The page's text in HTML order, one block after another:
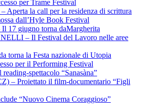
per Trame Festival
Aperta la call per la residenza di scrittura
dall’Hyle Book Festival
17 giugno torna daMargherita
– Il Festival del Lavoro nelle aree
torna la Festa nazionale di Utopia
per il Performing Festival
spettacolo “Sanasàna”
– Proiettato il film-documentario “Figli
“Nuovo Cinema Coraggioso”